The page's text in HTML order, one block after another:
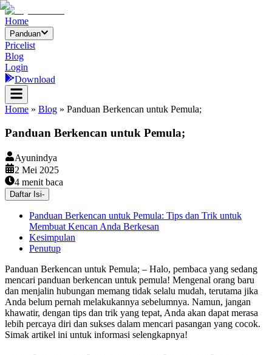
Home
Panduan
Pricelist
Blog
Login
Download
Home » Blog » Panduan Berkencan untuk Pemula;
Panduan Berkencan untuk Pemula;
Ayunindya
2 Mei 2025
4 menit baca
Daftar Isi-
Panduan Berkencan untuk Pemula: Tips dan Trik untuk
Membuat Kencan Anda Berkesan
Kesimpulan
Penutup
Panduan Berkencan untuk Pemula; – Halo, pembaca yang sedang
mencari panduan berkencan untuk pemula! Mengenal orang baru
dan menjalin hubungan memang tidak selalu mudah, terutama jika
Anda belum pernah melakukannya sebelumnya. Namun, jangan
khawatir, dengan tips dan trik yang tepat, Anda akan dapat merasa
lebih percaya diri dan sukses dalam mencari pasangan yang cocok.
Simak artikel ini untuk informasi selengkapnya!